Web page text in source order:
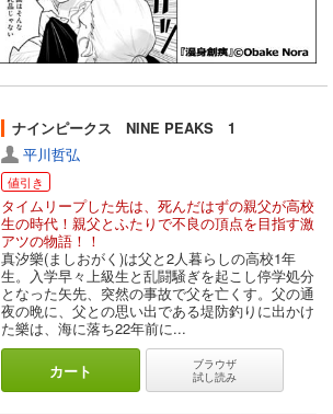
ナインピークス NINE PEAKS 1
平川哲弘
値引き
タイムリープした先は、死んだはずの親父が高校
生の時代！親父とふたりで不良の頂点を目指す激
アツの物語！！
真汐樂(ましおがく)は父と2人暮らしの高校1年
生。入学早々上級生と乱闘騒ぎを起こし停学処分
となった矢先、突然の事故で父を亡くす。父の通
夜の晩に、父との思い出である堤防釣りに出かけ
た樂は、海に落ち22年前に...
カート
ブラウザ
試し読み